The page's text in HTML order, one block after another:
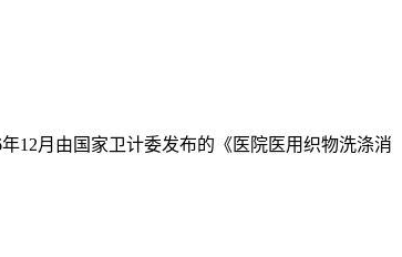
12月由国家卫计委发布的《医院医用织物洗涤消